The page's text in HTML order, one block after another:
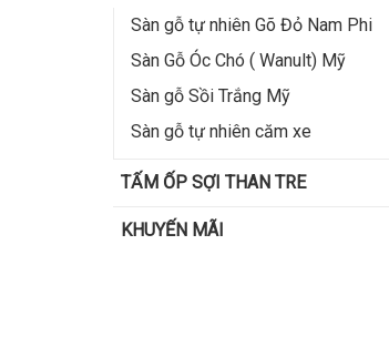
Sàn gỗ tự nhiên Gõ Đỏ Nam Phi
Sàn Gỗ Óc Chó ( Wanult) Mỹ
Sàn gỗ Sồi Trắng Mỹ
Sàn gỗ tự nhiên căm xe
TẤM ỐP SỢI THAN TRE
KHUYẾN MÃI